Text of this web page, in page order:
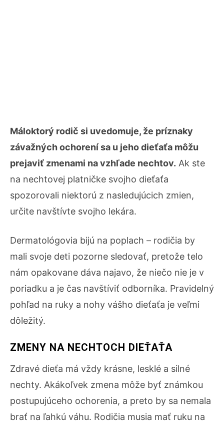
Máloktorý rodič si uvedomuje, že príznaky
závažných ochorení sa u jeho dieťaťa môžu
prejaviť zmenami na vzhľade nechtov. Ak ste
na nechtovej platničke svojho dieťaťa
spozorovali niektorú z nasledujúcich zmien,
určite navštívte svojho lekára.
Dermatológovia bijú na poplach – rodičia by
mali svoje deti pozorne sledovať, pretože telo
nám opakovane dáva najavo, že niečo nie je v
poriadku a je čas navštíviť odborníka. Pravidelný
pohľad na ruky a nohy vášho dieťaťa je veľmi
dôležitý.
ZMENY NA NECHTOCH DIEŤAŤA
Zdravé dieťa má vždy krásne, lesklé a silné
nechty. Akákoľvek zmena môže byť známkou
postupujúceho ochorenia, a preto by sa nemala
brať na ľahkú váhu. Rodičia musia mať ruku na